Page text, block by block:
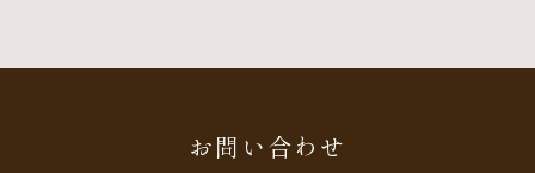
お問い合わせ